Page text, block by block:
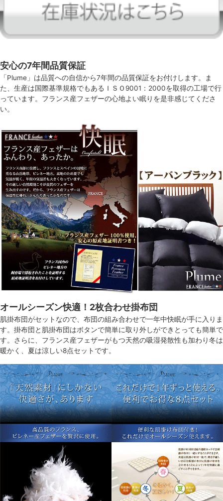
安心の7年間品質保証
「Plume」は品質への自信から7年間の品質保証をお付けします。ま
た、生産は国際基準規格でもあるＩＳＯ9001：2000を取得の工場で行
っています。フランス産フェザーの心地よい眠りを是非感じてくださ
い。
オールシーズン快適！2枚合わせ掛布団
肌掛布団がセットなので、布団の組み合わせで一年中快眠が手に入りま
す。掛布団と肌掛布団はボタンで簡単に取り外しができとっても簡単で
す。さらに、フランス産フェザーがもつ天然の吸湿発散性も加わり冬は
暖かく、夏は涼しい8点セットです。